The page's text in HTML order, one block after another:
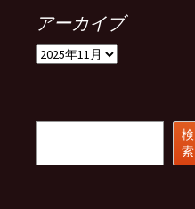
アーカイブ
ア
ブ
検
索